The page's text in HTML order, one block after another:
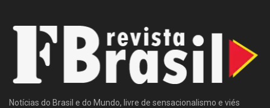
Notícias do Brasil e do Mundo, livre de sensacionalismo e viés